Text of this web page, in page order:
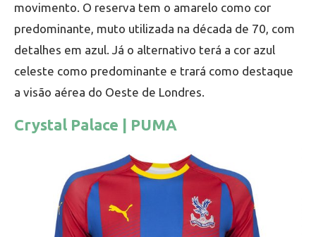
movimento. O reserva tem o amarelo como cor
predominante, muto utilizada na década de 70, com
detalhes em azul. Já o alternativo terá a cor azul
celeste como predominante e trará como destaque
a visão aérea do Oeste de Londres.
Crystal Palace | PUMA